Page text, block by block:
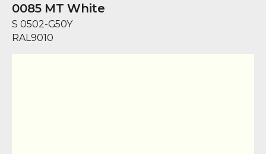
0085 MT White
S 0502-G50Y
RAL 9010